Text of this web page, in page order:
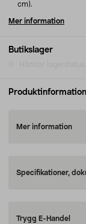
Butikslager
cm).
Mer information
Produktinformation
Mer information
Specifikationer,
Trygg E-Handel